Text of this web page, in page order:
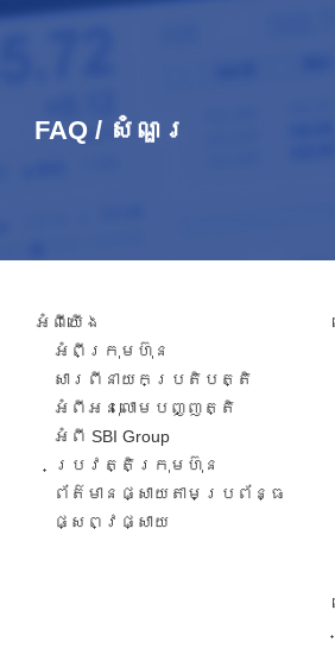
FAQ / សំណួរ​
អំពី​យើង
អំពីក្រុមហ៊ុន
សារពី​នាយកប្រតិបត្តិ​
អំពីអនុលោមបញ្ញត្តិ
អំពី SBI Group
ប្រវត្តិក្រុមហ៊ុន​
ព័ត៌មានផ្សាយតាមប្រព័ន្ធ
ផ្សព្វផ្សាយ​